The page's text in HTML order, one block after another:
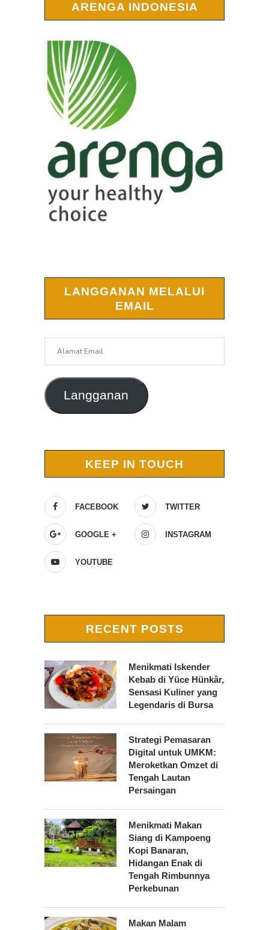
ARENGA INDONESIA
LANGGANAN MELALUI
EMAIL
Langganan
KEEP IN TOUCH
FACEBOOK TWITTER
GOOGLE + INSTAGRAM
YOUTUBE
RECENT POSTS
Menikmati Iskender
Kebab di Yüce Hünkâr,
Sensasi Kuliner yang
Legendaris di Bursa
Strategi Pemasaran
Digital untuk UMKM:
Meroketkan Omzet di
Tengah Lautan
Persaingan
Menikmati Makan
Siang di Kampoeng
Kopi Banaran,
Hidangan Enak di
Tengah Rimbunnya
Perkebunan
Makan Malam